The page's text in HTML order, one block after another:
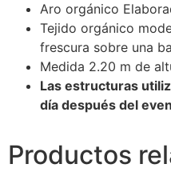
Aro orgánico
Tejido orgánico
frescura sobre una
Medida 2.20 m de
Las estructuras
día después del
Productos